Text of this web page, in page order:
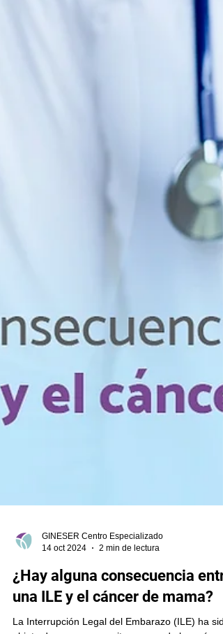
GINESER Centro Especializado